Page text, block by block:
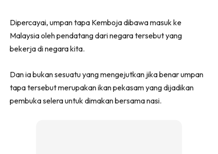
Dipercayai, umpan tapa Kemboja dibawa masuk ke
Malaysia oleh pendatang dari negara tersebut yang
bekerja di negara kita.
Dan ia bukan sesuatu yang mengejutkan jika benar umpan
tapa tersebut merupakan ikan pekasam yang dijadikan
pembuka selera untuk dimakan bersama nasi.